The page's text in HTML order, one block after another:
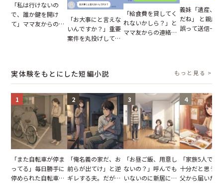
「私は行けないの
で、誰か鍵を開け
て」ママ友からの
「お大事にと言えな
いんですか？」重要
案件を丸投げして休
「給食費を貸してく
れないかしら？」と
ママ友からの連絡。
義妹「遺産、
だね」 と親戚
誤って送信→夫
実体験をもとにした短編小説 もっと見る >
1
「また自転車が停ま
ってる」毎日勝手に
停められた自転車。
2
「俺名義の家だ、お
前らが出てけ」と逆
ギレする夫。だが、
3
「お昼ご飯、用意し
ないの？」呼んでも
いないのに新居にあ
4
「家族5人で3
十分だと思う
父から届いたご